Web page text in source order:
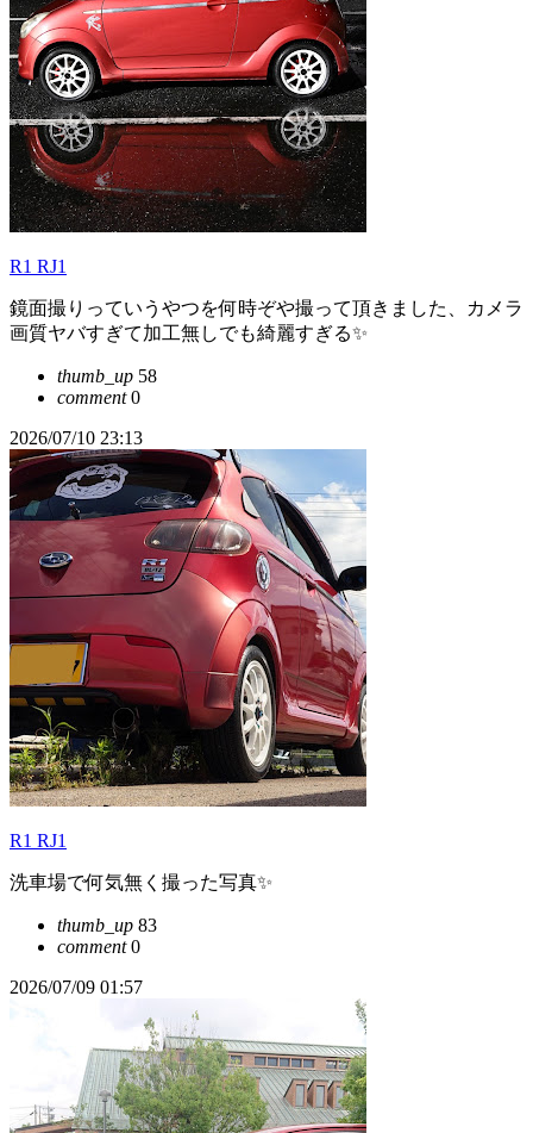
R1 RJ1
鏡面撮りっていうやつを何時ぞや撮って頂きました、カメラ
画質ヤバすぎて加工無しでも綺麗すぎる✨️
thumb_up 58
comment0
2026/07/10 23:13
R1 RJ1
洗車場で何気無く撮った写真✨
thumb_up 83
comment0
2026/07/09 01:57